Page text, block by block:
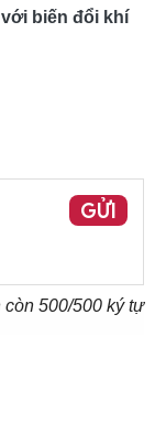
biến đổi khí
GỬI
còn 500/500 ký tự